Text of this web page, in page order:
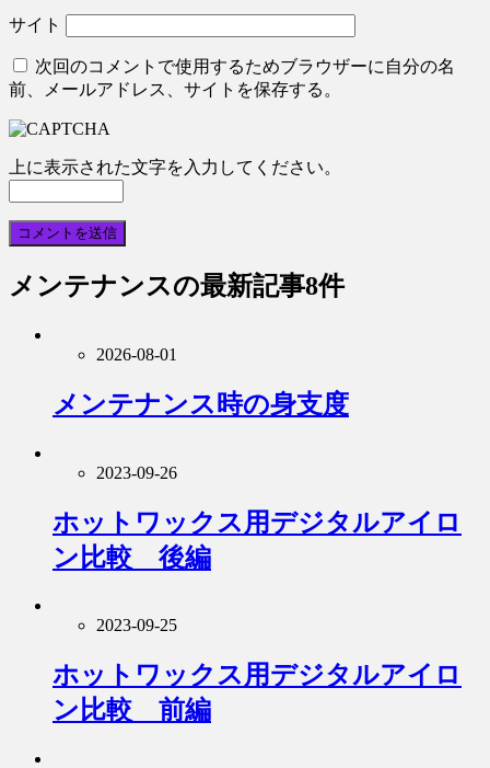
サイト
次回のコメントで使用するためブラウザーに自分の名
前、メールアドレス、サイトを保存する。
上に表示された文字を入力してください。
メンテナンスの最新記事8件
2026-08-01
メンテナンス時の身支度
2023-09-26
ホットワックス用デジタルアイロ
ン比較 後編
2023-09-25
ホットワックス用デジタルアイロ
ン比較 前編